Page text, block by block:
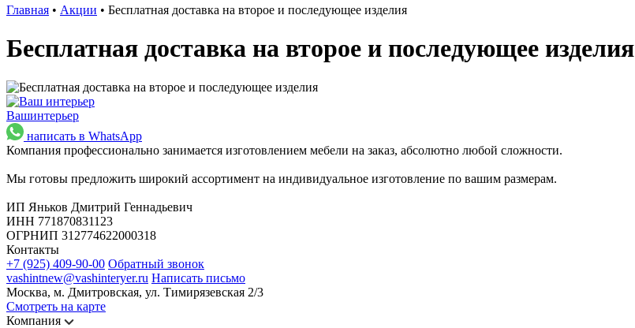
Главная • Акции • Бесплатная доставка на второе и последующее изделия
Бесплатная доставка на второе и последующее изделия
Вашинтерьер
написать в WhatsApp
Компания профессионально занимается изготовлением мебели на заказ, абсолютно любой сложности.
Мы готовы предложить широкий ассортимент на индивидуальное изготовление по вашим размерам.
ИП Яньков Дмитрий Геннадьевич
ИНН 771870831123
ОГРНИП 312774622000318
Контакты
+7 (925) 409-90-00 Обратный звонок
vashintnew@vashinteryer.ru Написать письмо
Москва, м. Дмитровская, ул. Тимирязевская 2/3
Смотреть на карте
Компания